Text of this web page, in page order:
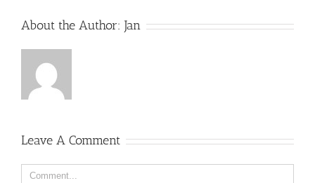
About the Author: Jan
Leave A Comment
Comment